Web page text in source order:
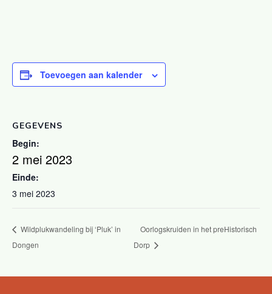
Toevoegen aan kalender
GEGEVENS
Begin:
2 mei 2023
Einde:
3 mei 2023
Wildplukwandeling bij ‘Pluk’ in
Dongen
Oorlogskruiden in het preHistorisch
Dorp